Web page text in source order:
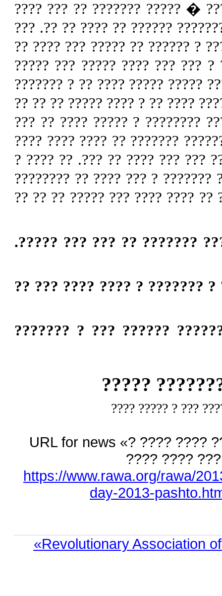
????? ?? ????? ? ???????? ??
???? ??? ???? ???????? ???? ??
???? ?? ????? ?? ?? ?? ????? ??
???????? ?? ????? ?? ?????.
????? ?? ???????? ?? ????? ???
????... ?? ?? ???? ?????. ?
?? ? ?????? ??????? ??? ??
??? ?? ?? ???? ???? ?? ?? ????
??????? ???????? ?? ???????
????????? ????? ???????? ??
??? ? ??? ?? ??? ?? ? ?? ??????
�????� ?? ? ??? ????
? ???? ???? ?? ????? ??????
? ?????? ???????? ??
? ?????????
? ???? ??? ? ????
URL for news «? ???? ????
???? ????
https://www.rawa.org/rawa/
day-2013-
«Revolutionary Association